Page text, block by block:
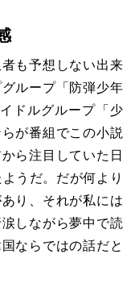
も予想しない出来
ループ「防弾少年
ドルグループ「少
が番組でこの小説
ら注目していた日
うだ。だが何より
り、それが私には
しながら夢中で読
ならではの話だと